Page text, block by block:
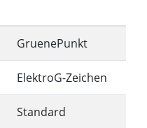
GruenePunkt
ElektroG-Zeichen
Standard